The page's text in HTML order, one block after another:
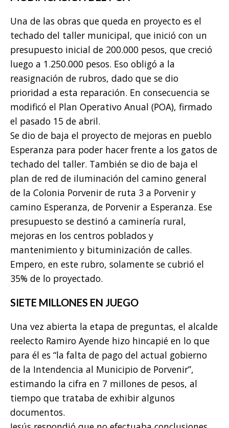
Una de las obras que queda en proyecto es el
techado del taller municipal, que inició con un
presupuesto inicial de 200.000 pesos, que creció
luego a 1.250.000 pesos. Eso obligó a la
reasignación de rubros, dado que se dio
prioridad a esta reparación. En consecuencia se
modificó el Plan Operativo Anual (POA), firmado
el pasado 15 de abril.
Se dio de baja el proyecto de mejoras en pueblo
Esperanza para poder hacer frente a los gatos de
techado del taller. También se dio de baja el
plan de red de iluminación del camino general
de la Colonia Porvenir de ruta 3 a Porvenir y
camino Esperanza, de Porvenir a Esperanza. Ese
presupuesto se destinó a caminería rural,
mejoras en los centros poblados y
mantenimiento y bituminización de calles.
Empero, en este rubro, solamente se cubrió el
35% de lo proyectado.
SIETE MILLONES EN JUEGO
Una vez abierta la etapa de preguntas, el alcalde
reelecto Ramiro Ayende hizo hincapié en lo que
para él es “la falta de pago del actual gobierno
de la Intendencia al Municipio de Porvenir”,
estimando la cifra en 7 millones de pesos, al
tiempo que trataba de exhibir algunos
documentos.